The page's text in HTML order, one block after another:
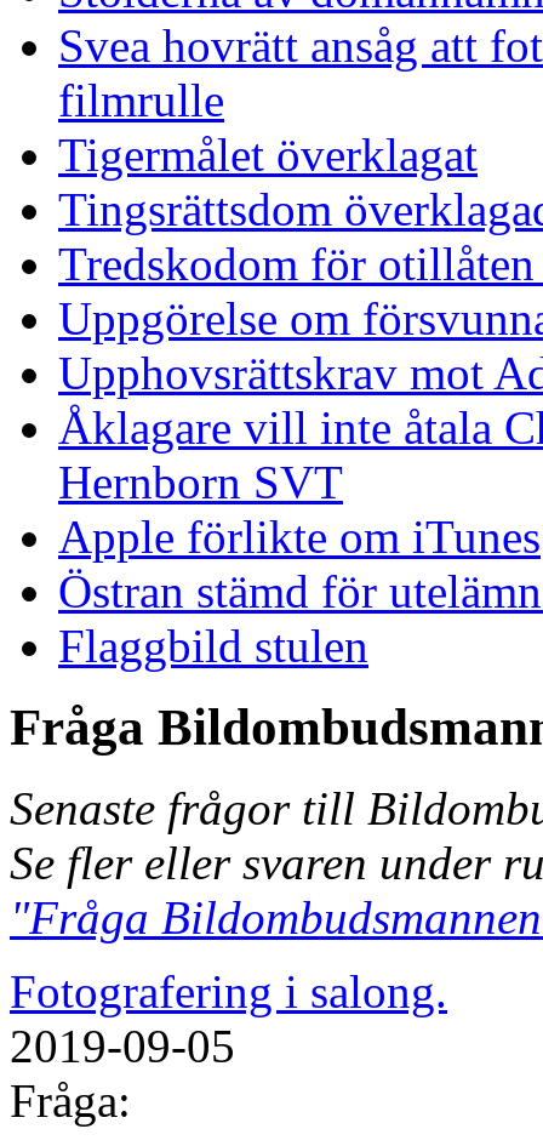
Svea hovrätt ansåg att
filmrulle
Tigermålet överklagat
Tingsrättsdom
Tredskodom för
Uppgörelse om
Upphovsrättskrav mot
Åklagare vill inte åtala
Hernborn SVT
Apple förlikte om iTunes
Östran stämd för
Flaggbild stulen
Fråga
Senaste frågor till
Se fler eller svaren under
"Fråga
Fotografering i salong.
2019-09-05
Fråga: